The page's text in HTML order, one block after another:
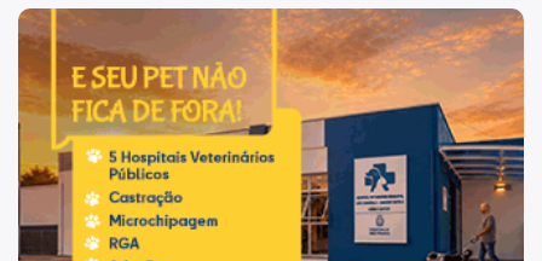
Acesso à Informação
Participação Social
Quadro de Serviços
A Empresa
Organização
Agenda do Presidente e Chefe de Gabinete
Imagem de um cachorro caramelo e uma gata rajada,